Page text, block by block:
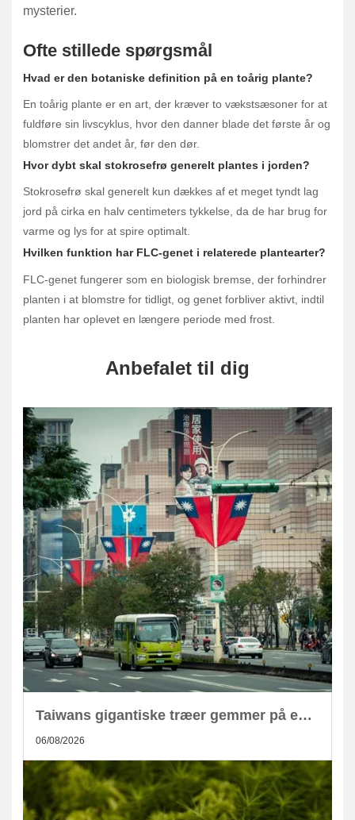
mysterier.
Ofte stillede spørgsmål
Hvad er den botaniske definition på en toårig plante?
En toårig plante er en art, der kræver to vækstsæsoner for at
fuldføre sin livscyklus, hvor den danner blade det første år og
blomstrer det andet år, før den dør.
Hvor dybt skal stokrosefrø generelt plantes i jorden?
Stokrosefrø skal generelt kun dækkes af et meget tyndt lag
jord på cirka en halv centimeters tykkelse, da de har brug for
varme og lys for at spire optimalt.
Hvilken funktion har FLC-genet i relaterede plantearter?
FLC-genet fungerer som en biologisk bremse, der forhindrer
planten i at blomstre for tidligt, og genet forbliver aktivt, indtil
planten har oplevet en længere periode med frost.
Anbefalet til dig
Taiwans gigantiske træer gemmer på enorm CO2-lagring
06/08/2026